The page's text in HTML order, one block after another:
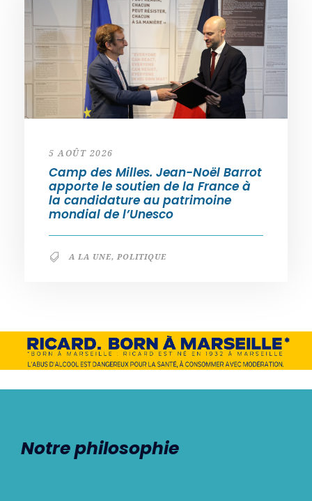
5 AOÛT 2026
Camp des Milles. Jean-Noël Barrot
apporte le soutien de la France à
la candidature au patrimoine
mondial de l’Unesco
A LA UNE, POLITIQUE
Notre philosophie